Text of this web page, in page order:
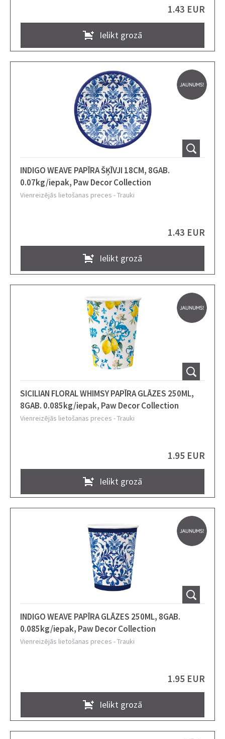
1.43 EUR
Ielikt grozā
INDIGO WEAVE PAPĪRA ŠĶĪVJI 18CM, 8GAB.
0.07kg/iepak, Paw Decor Collection
Vienreizējās lietošanas preces -Trauki
1.43 EUR
Ielikt grozā
SICILIAN FLORAL WHIMSY PAPĪRA GLĀZES 250ML,
8GAB. 0.085kg/iepak, Paw Decor Collection
Vienreizējās lietošanas preces -Trauki
1.95 EUR
Ielikt grozā
INDIGO WEAVE PAPĪRA GLĀZES 250ML, 8GAB.
0.085kg/iepak, Paw Decor Collection
Vienreizējās lietošanas preces -Trauki
1.95 EUR
Ielikt grozā